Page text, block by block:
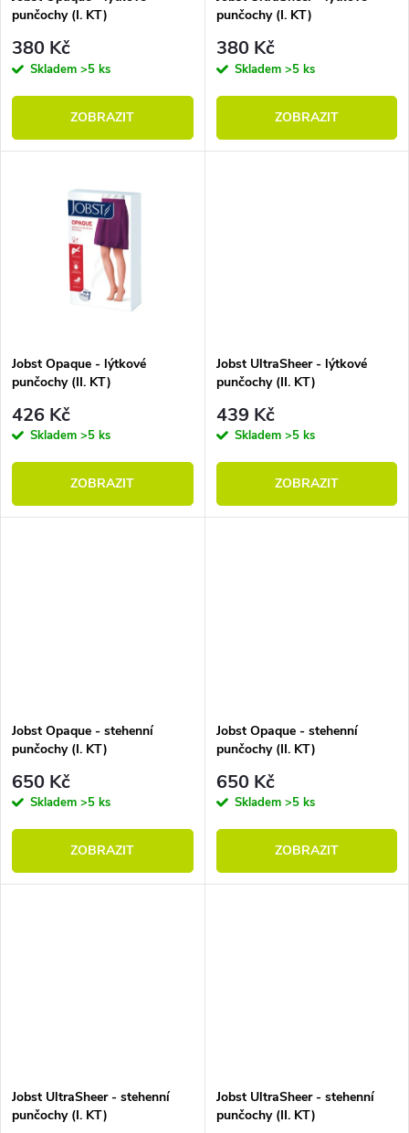
punčochy (I. KT)
380 Kč
Skladem >5 ks
ZOBRAZIT
punčochy (I. KT)
380 Kč
Skladem >5 ks
ZOBRAZIT
Jobst Opaque - lýtkové
punčochy (II. KT)
426 Kč
Skladem >5 ks
ZOBRAZIT
Jobst UltraSheer - lýtkové
punčochy (II. KT)
439 Kč
Skladem >5 ks
ZOBRAZIT
Jobst Opaque - stehenní
punčochy (I. KT)
650 Kč
Skladem >5 ks
ZOBRAZIT
Jobst Opaque - stehenní
punčochy (II. KT)
650 Kč
Skladem >5 ks
ZOBRAZIT
Jobst UltraSheer - stehenní
punčochy (I. KT)
Jobst UltraSheer - stehenní
punčochy (II. KT)